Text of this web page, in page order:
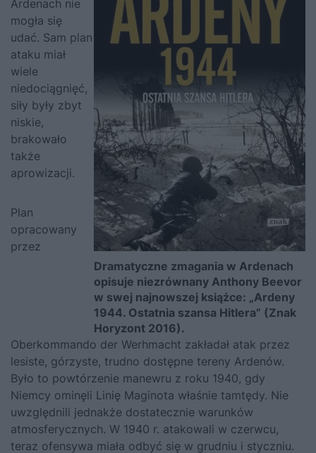
Dramatyczne zmagania w Ardenach
opisuje niezrównany Anthony Beevor
w swej najnowszej książce: „Ardeny
1944. Ostatnia szansa Hitlera” (Znak
Horyzont 2016).
Ardenach nie
mogła się
udać. Sam plan
ataku miał
wiele
niedociągnięć,
siły były zbyt
niskie,
brakowało
także
aprowizacji.
Plan
opracowany
przez
Oberkommando der Werhmacht zakładał atak przez
lesiste, górzyste, trudno dostępne tereny Ardenów.
Było to powtórzenie manewru z roku 1940, gdy
Niemcy ominęli Linię Maginota właśnie tamtędy. Nie
uwzględnili jednakże dostatecznie warunków
atmosferycznych. W 1940 r. atakowali w czerwcu,
teraz ofensywa miała odbyć się w grudniu i styczniu.